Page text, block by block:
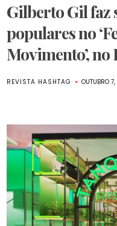
Gilberto Gil faz
populares no
Movimento’, no
REVISTA HASHTAG OUTUBRO